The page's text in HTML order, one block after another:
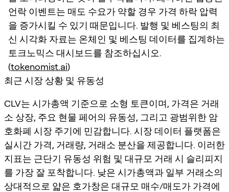
언락 이벤트는 매도 수요가 약할 경우 가격 하락 압력
을 증가시킬 수 있기 때문입니다. 발행 및 베스팅의 최
신 시각화 자료는 온체인 및 베스팅 데이터를 집계하는
토크노믹스 대시보드를 참조하십시오.
(tokenomist.ai)
최근 시장 상황 및 유동성
CLV는 시가총액 기준으로 소형 토큰이며, 가격은 거래
소 상장, 주요 현물 페어의 유동성, 그리고 광범위한 암
호화폐 시장 주기에 민감합니다. 시장 데이터 플랫폼은
실시간 가격, 거래량, 거래소 분산을 제공합니다. 이러한
지표는 근단기 유동성 위험 및 대규모 거래 시 슬리피지
를 가장 잘 포착합니다. 낮은 시가총액과 일부 거래소의
상대적으로 얇은 호가창은 대규모 매수/매도가 가격에